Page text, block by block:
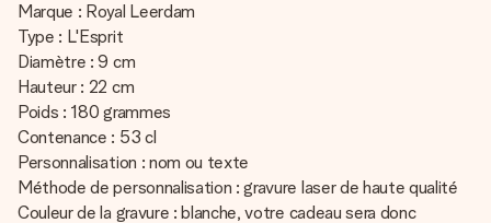
Marque : Royal Leerdam
Type : L'Esprit
Diamètre : 9 cm
Hauteur : 22 cm
Poids : 180 grammes
Contenance : 53 cl
Personnalisation : nom ou texte
Méthode de personnalisation : gravure laser de haute qualité
Couleur de la gravure : blanche, votre cadeau sera donc